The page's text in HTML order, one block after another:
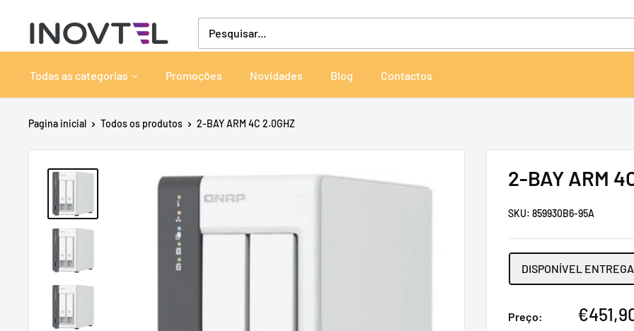
o
conteúdo
Inovtel
Todas as categorias Promoções Novidades Blog Contactos
Pagina inicial Todos os produtos 2-BAY ARM 4C 2.0GHZ
2-BAY ARM
SKU: 859930B6-95A
DISPONÍVEL
Preço:
Preço